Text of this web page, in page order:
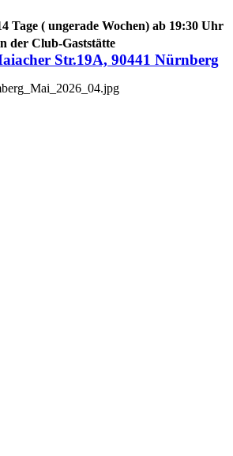
Tage ( ungerade Wochen) ab 19:30 Uhr
der Club-Gaststätte
Str.19A, 90441 Nürnberg